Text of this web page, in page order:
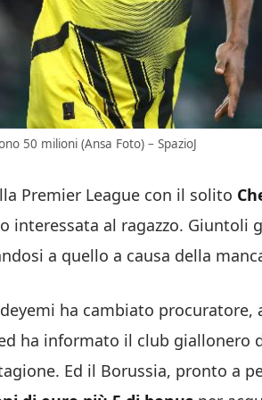
50 milioni (Ansa Foto) – SpazioJ
Premier League con il solito
interessata al ragazzo. Giuntoli
a quello a causa della
ha cambiato procuratore,
ha informato il club giallonero
Ed il Borussia, pronto a